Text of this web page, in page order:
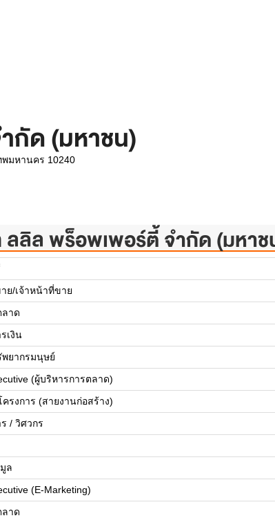
กัด (มหาชน)
มหานคร 10240
ลลิล พร็อพเพอร์ตี้ จำกัด (มหาช
ย/เจ้าหน้าที่ขาย
ลาด
เงิน
พยากรมนุษย์
(ผู้บริหารการตลาด)
รงการ (สายงานก่อสร้าง)
/ วิศวกร
ล
(E-Marketing)
ลาด